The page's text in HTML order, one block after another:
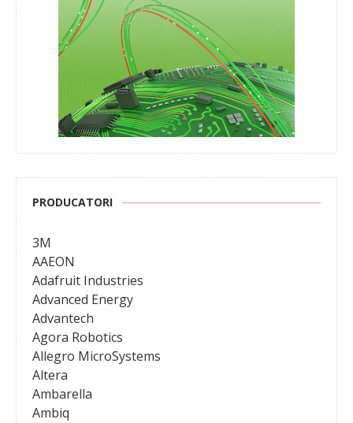
PRODUCATORI
3M
AAEON
Adafruit Industries
Advanced Energy
Advantech
Agora Robotics
Allegro MicroSystems
Altera
Ambarella
Ambiq